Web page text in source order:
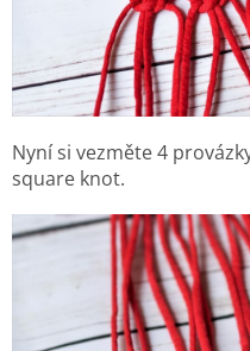
Nyní si vezměte 4
square knot.